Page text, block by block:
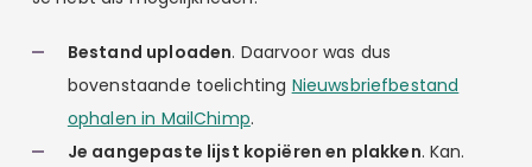
Bestand uploaden. Daarvoor was dus
bovenstaande toelichting Nieuwsbriefbestand
ophalen in MailChimp.
Je aangepaste lijst kopiëren en plakken. Kan.